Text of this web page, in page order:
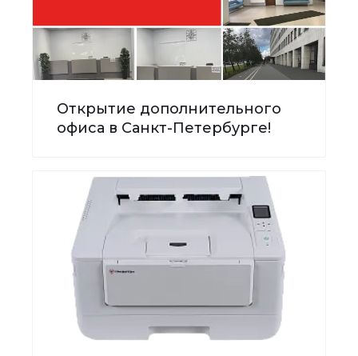
Открытие дополнительного
офиса в Санкт-Петербурге!